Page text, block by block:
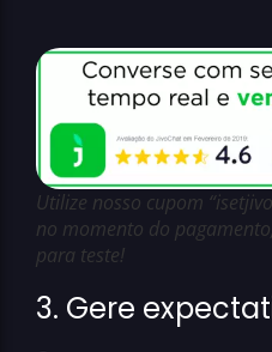
Utilize nosso cupom
no momento do
para teste!
3. Gere